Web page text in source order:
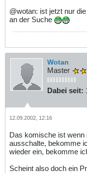
@wotan: ist jetzt nur
an der Suche
Wotan
Master
Dabei seit:
12.09.2002, 12:16
Das komische ist wenn
ausschalte, bekomme
wieder ein, bekomme
Scheint also doch ein